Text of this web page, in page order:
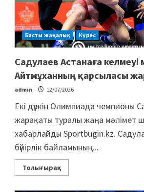
Басты жаңалық Күрес
Садулаев Астанаға келмеуі
Айтмұханның қарсыласы
admin 12/07/2026
Екі дүркін Олимпиада чемпионы
жарақаты туралы жаңа мәлімет
хабарлайды Sportbugin.kz.
бүйірлік байламының...
Толығырақ